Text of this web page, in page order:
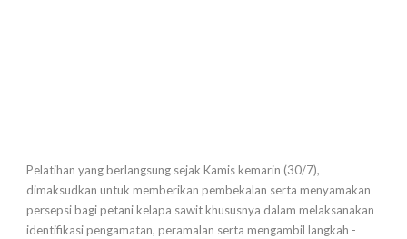
Pelatihan yang berlangsung sejak Kamis kemarin (30/7),
dimaksudkan untuk memberikan pembekalan serta menyamakan
persepsi bagi petani kelapa sawit khususnya dalam melaksanakan
identifikasi pengamatan, peramalan serta mengambil langkah -